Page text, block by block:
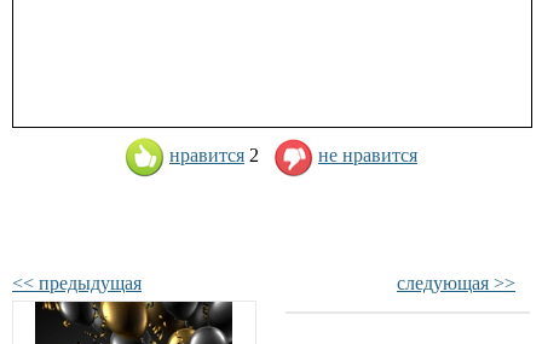
нравится 2 не нравится
<< предыдущая следующая >>